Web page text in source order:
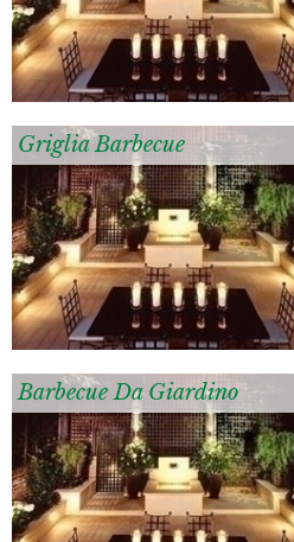
Griglia Barbecue
Barbecue Da Giardino